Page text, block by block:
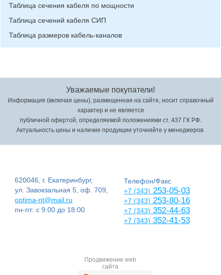
Таблица сечения кабеля по мощности
Таблица сечений кабеля СИП
Таблица размеров кабель-каналов
Уважаемые покупатели!
Информация (включая цены), размещенная на сайте, носит справочный
характер и не является
публичной офертой, определяемой положениями ст. 437 ГК РФ.
Актуальность цены и наличие продукции уточняйте у менеджеров.
620046, г. Екатеринбург,
ул. Завокзальная 5, оф. 709,
optima-nt@mail.ru
пн-пт: с 9:00 до 18:00
Телефон/Факс
+7 (343) 253-05-03
+7 (343) 253-80-16
+7 (343) 352-44-63
+7 (343) 352-41-53
Продвижение web
сайта